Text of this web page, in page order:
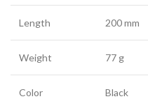
Length 200 mm
Weight 77 g
Color Black